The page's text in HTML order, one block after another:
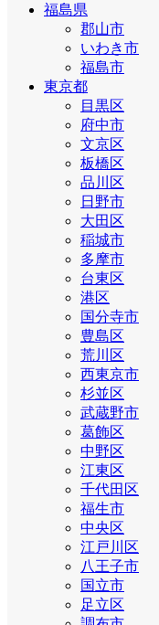
福島県
郡山市
いわき市
福島市
東京都
目黒区
府中市
文京区
板橋区
品川区
日野市
大田区
稲城市
多摩市
台東区
港区
国分寺市
豊島区
荒川区
西東京市
杉並区
武蔵野市
葛飾区
中野区
江東区
千代田区
福生市
中央区
江戸川区
八王子市
国立市
足立区